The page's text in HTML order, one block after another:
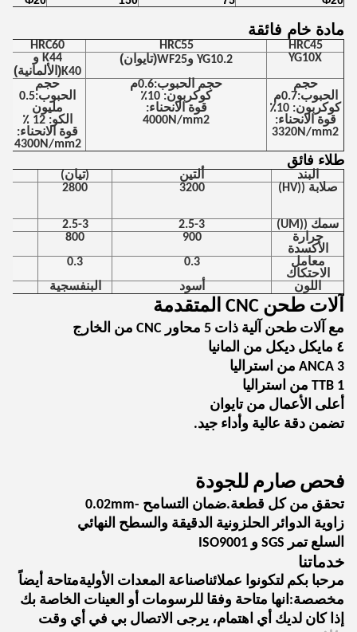
مادة خام فائقة
HRC45
HRC55
HRC60
YG10X
YG10.2 وWF25 (تايوان)
K44 و
K40(الألمانية)
حجم
الحبوب:0.7م
كوكربون: 10٪
قوة الانحناء:
3320N/mm2
حجم الحبوب:0.6م
كوكربون: 10٪
قوة الانحناء:
4000N/mm2
حجم
الحبوب:0.5
مليون
الكو: 12 ٪
قوة الانحناء:
4300N/mm2
طلاء فائق
البند ألتين
(تيان)
صلابة ((HV)
3200
2800
سمك ((UM) 2.5-3
2.5-3
حرارة
الأكسدة
900
800
معامل
الاحتكاك
0.3
0.3
اللون
أسود البنفسجية
آلات طحن CNC المتقدمة
مع آلات طحن آلية ذات 5 محاور CNC من الخارج
٤ مايكل ديكل من المانيا
3 ANCA من استراليا
1 TTB من استراليا
أعلى الأعمال من تايوان
تضمن دقة عالية وأداء جيد.
فحص صارم للجودة
تحقق من كل قطعة.ضمان التسامح -0.02mm
زاوية الدوائر الحلزونية الدقيقة والسطح النهائي
السلع تمر SGS و ISO9001
خدماتنا
مرحبا بكم لتكونوا عملائناصناعة المعدات الأوليةمتاحة أيضاً
مخصصة:انها متاحة وفقا للرسومات أو العينات الخاصة بك
إذا كان لديك أي اهتمام، يرجى الاتصال بي في أي وقت